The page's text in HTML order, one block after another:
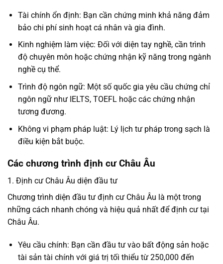
Tài chính ổn định: Bạn cần chứng minh khả năng đảm
bảo chi phí sinh hoạt cá nhân và gia đình.
Kinh nghiệm làm việc: Đối với diện tay nghề, cần trình
độ chuyên môn hoặc chứng nhận kỹ năng trong ngành
nghề cụ thể.
Trình độ ngôn ngữ: Một số quốc gia yêu cầu chứng chỉ
ngôn ngữ như IELTS, TOEFL hoặc các chứng nhận
tương đương.
Không vi phạm pháp luật: Lý lịch tư pháp trong sạch là
điều kiện bắt buộc.
Các chương trình định cư Châu Âu
1. Định cư Châu Âu diện đầu tư
Chương trình diện đầu tư định cư Châu Âu là một trong
những cách nhanh chóng và hiệu quả nhất để định cư tại
Châu Âu.
Yêu cầu chính: Bạn cần đầu tư vào bất động sản hoặc
tài sản tài chính với giá trị tối thiểu từ 250,000 đến